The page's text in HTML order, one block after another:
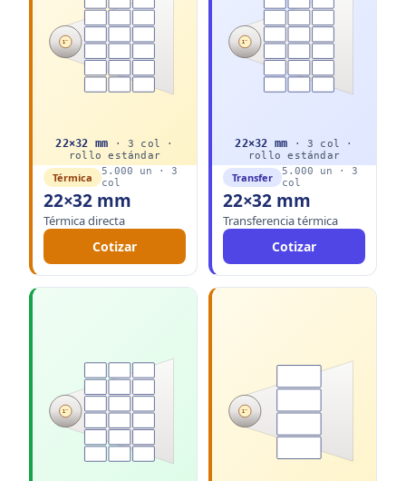
1"
22×32 mm · 3 col ·
rolloestándar
Térmica 5.000 un ·3
col
22×32 mm
Térmica directa
Cotizar
1"
22×32 mm · 3 col ·
rolloestándar
Transfer 5.000 un ·3
col
22×32 mm
Transferencia térmica
Cotizar
1" 1"